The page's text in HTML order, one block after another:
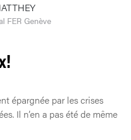
FER Genève
épargnée par les crises
Il n’en a pas été de même